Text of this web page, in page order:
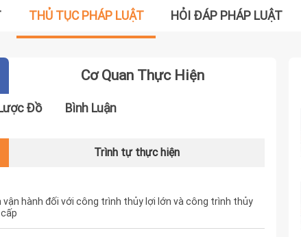
THỦ TỤC PHÁP LUẬT HỎI ĐÁP PHÁP LUẬT
Cơ Quan Thực Hiện
Đồ Bình Luận
Trình tự thực hiện
vận hành đối với công trình thủy lợi lớn và công trình thủy